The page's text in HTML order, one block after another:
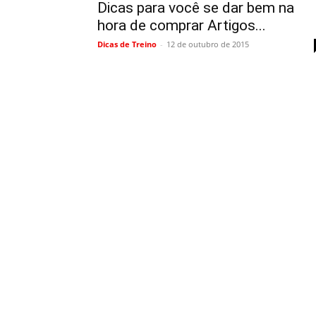
Dicas para você se dar bem na
hora de comprar Artigos...
Dicas de Treino - 12 de outubro de 2015